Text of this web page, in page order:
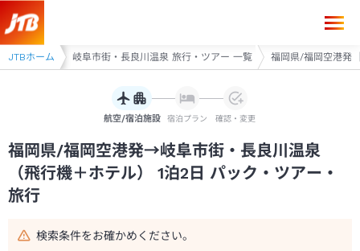
JTBホーム
行・ツアー 岐阜市街・長良川温泉 旅行・ツアー 一覧 福岡県/福岡空港発
航空/宿泊施設 宿泊プラン 確認・変更
福岡県/福岡空港発→岐阜市街・長良川温泉
（飛行機＋ホテル） 1泊2日 パック・ツアー・
旅行
検索条件をお確かめください。